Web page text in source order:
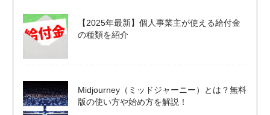
【2025年最新】個人事業主が使える給付金
の種類を紹介
Midjourney（ミッドジャーニー）とは？無料
版の使い方や始め方を解説！